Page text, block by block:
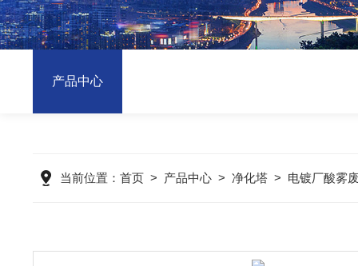
产品中心
当前位置： 首页> 产品中心> 净化塔> 电镀厂酸雾